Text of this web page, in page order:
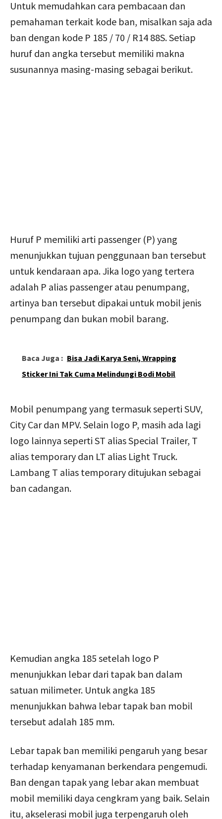
Untuk memudahkan cara pembacaan dan
pemahaman terkait kode ban, misalkan saja ada
ban dengan kode P 185 / 70 / R14 88S. Setiap
huruf dan angka tersebut memiliki makna
susunannya masing-masing sebagai berikut.
Huruf P memiliki arti passenger (P) yang
menunjukkan tujuan penggunaan ban tersebut
untuk kendaraan apa. Jika logo yang tertera
adalah P alias passenger atau penumpang,
artinya ban tersebut dipakai untuk mobil jenis
penumpang dan bukan mobil barang.
Baca Juga : Bisa Jadi Karya Seni, Wrapping
Sticker Ini Tak Cuma Melindungi Bodi Mobil
Mobil penumpang yang termasuk seperti SUV,
City Car dan MPV. Selain logo P, masih ada lagi
logo lainnya seperti ST alias Special Trailer, T
alias temporary dan LT alias Light Truck.
Lambang T alias temporary ditujukan sebagai
ban cadangan.
Kemudian angka 185 setelah logo P
menunjukkan lebar dari tapak ban dalam
satuan milimeter. Untuk angka 185
menunjukkan bahwa lebar tapak ban mobil
tersebut adalah 185 mm.
Lebar tapak ban memiliki pengaruh yang besar
terhadap kenyamanan berkendara pengemudi.
Ban dengan tapak yang lebar akan membuat
mobil memiliki daya cengkram yang baik. Selain
itu, akselerasi mobil juga terpengaruh oleh